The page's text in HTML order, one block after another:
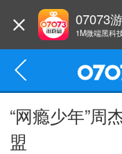
07073
1M微端黑科
“网瘾少年”周
盟